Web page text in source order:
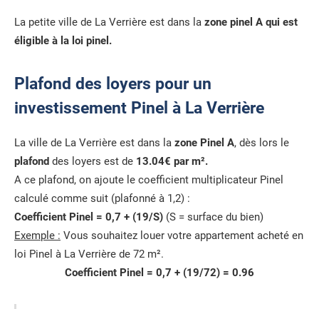
La petite ville de La Verrière est dans la zone pinel A qui est
éligible à la loi pinel.
Plafond des loyers pour un
investissement Pinel à La Verrière
La ville de La Verrière est dans la zone Pinel A, dès lors le
plafond des loyers est de 13.04€ par m².
A ce plafond, on ajoute le coefficient multiplicateur Pinel
calculé comme suit (plafonné à 1,2) :
Coefficient Pinel = 0,7 + (19/S) (S = surface du bien)
Exemple : Vous souhaitez louer votre appartement acheté en
loi Pinel à La Verrière de 72 m².
Coefficient Pinel = 0,7 + (19/72) = 0.96